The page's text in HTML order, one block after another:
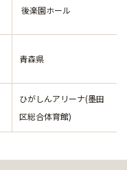
後楽園ホール
青森県
ひがしんアリーナ(墨田
区総合体育館)